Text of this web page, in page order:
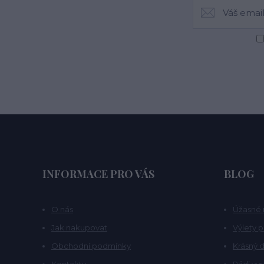
INFORMACE PRO VÁS
O nás
Jak nakupovat
Obchodní podmínky
BLOG
Úžasné
Výlety
Krásný